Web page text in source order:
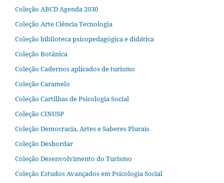
Coleção ABCD Agenda 2030
Coleção Arte Ciência Tecnologia
Coleção biblioteca psicopedagógica e didática
Coleção Botânica
Coleção Cadernos aplicados de turismo
Coleção Caramelo
Coleção Cartilhas de Psicologia Social
Coleção CINUSP
Coleção Democracia, Artes e Saberes Plurais
Coleção Desbordar
Coleção Desenvolvimento do Turismo
Coleção Estudos Avançados em Psicologia Social